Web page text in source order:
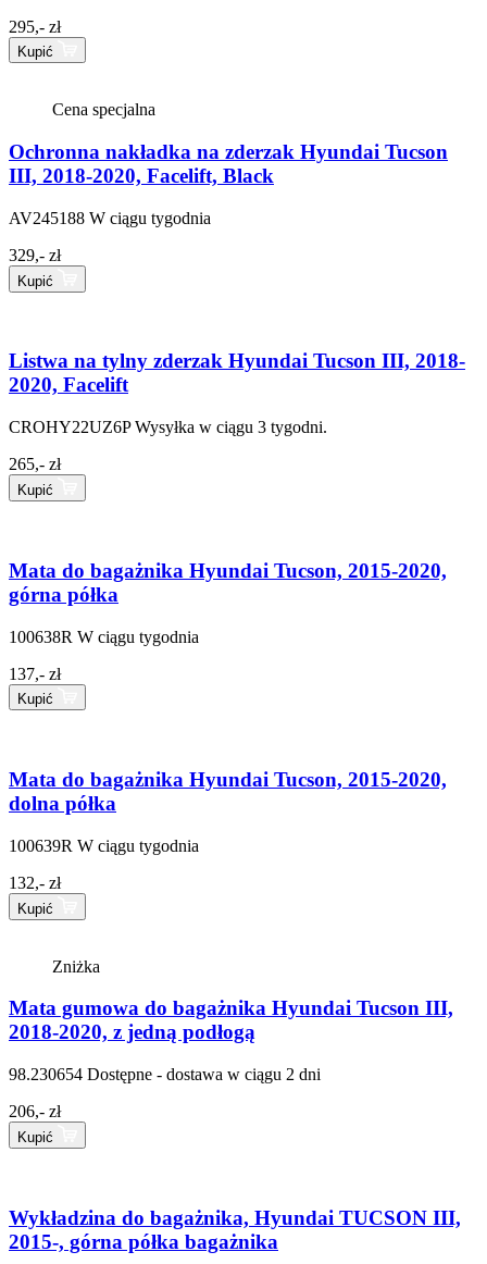
295,- zł
Kupić
Cena specjalna
Ochronna nakładka na zderzak Hyundai Tucson
III, 2018-2020, Facelift, Black
AV245188 W ciągu tygodnia
329,- zł
Kupić
Listwa na tylny zderzak Hyundai Tucson III, 2018-
2020, Facelift
CROHY22UZ6P Wysyłka w ciągu 3 tygodni.
265,- zł
Kupić
Mata do bagażnika Hyundai Tucson, 2015-2020,
górna półka
100638R W ciągu tygodnia
137,- zł
Kupić
Mata do bagażnika Hyundai Tucson, 2015-2020,
dolna półka
100639R W ciągu tygodnia
132,- zł
Kupić
Zniżka
Mata gumowa do bagażnika Hyundai Tucson III,
2018-2020, z jedną podłogą
98.230654 Dostępne - dostawa w ciągu 2 dni
206,- zł
Kupić
Wykładzina do bagażnika, Hyundai TUCSON III,
2015-, górna półka bagażnika